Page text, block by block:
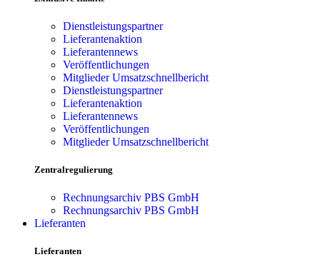
Dienstleistungspartner
Lieferantenaktion
Lieferantennews
Veröffentlichungen
Mitglieder Umsatzschnellbericht
Dienstleistungspartner
Lieferantenaktion
Lieferantennews
Veröffentlichungen
Mitglieder Umsatzschnellbericht
Zentralregulierung
Rechnungsarchiv PBS GmbH
Rechnungsarchiv PBS GmbH
Lieferanten
Lieferanten